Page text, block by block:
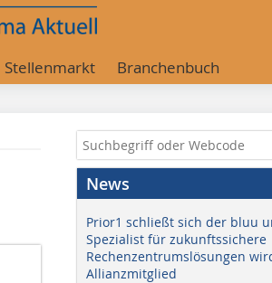
Stellenmarkt Branchenbuch
News
Prior1 schließt sich der bluu
Spezialist für zukunftssichere
Rechenzentrumslösungen
Allianzmitglied